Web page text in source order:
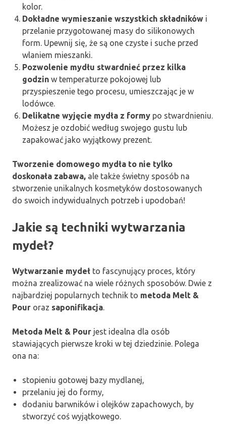
kolor.
Dokładne wymieszanie wszystkich składników i
przelanie przygotowanej masy do silikonowych
form. Upewnij się, że są one czyste i suche przed
wlaniem mieszanki.
Pozwolenie mydłu stwardnieć przez kilka
godzin w temperaturze pokojowej lub
przyspieszenie tego procesu, umieszczając je w
lodówce.
Delikatne wyjęcie mydła z formy po stwardnieniu.
Możesz je ozdobić według swojego gustu lub
zapakować jako wyjątkowy prezent.
Tworzenie domowego mydła to nie tylko
doskonała zabawa, ale także świetny sposób na
stworzenie unikalnych kosmetyków dostosowanych
do swoich indywidualnych potrzeb i upodobań!
Jakie są techniki wytwarzania
mydeł?
Wytwarzanie mydeł to fascynujący proces, który
można zrealizować na wiele różnych sposobów. Dwie z
najbardziej popularnych technik to metoda Melt &
Pour oraz saponifikacja.
Metoda Melt & Pour jest idealna dla osób
stawiających pierwsze kroki w tej dziedzinie. Polega
ona na:
stopieniu gotowej bazy mydlanej,
przelaniu jej do formy,
dodaniu barwników i olejków zapachowych, by
stworzyć coś wyjątkowego.